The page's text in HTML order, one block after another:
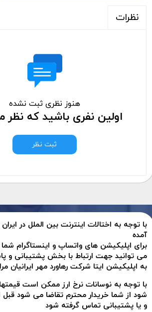
نظرات
هنوز نظری ثبت نشده
اولین نفری باشید که نظر
ثبت نظر
با توجه به اختالات اینترنت بین الملل در
آمده
برای اپلیکیشن های واتساپ و اینستاگرام
می توانید جهت ارتباط با بخش پشتیبانی و
به اپلیکیشن ایتا شرکت رهاورد مهر ایرانیان
با توجه به نوسانات نرخ ارز ممکن است
شود از شما خریدار محترم تقاضا می شود قبل
و یا پشتیبانی تماس گرفته شود